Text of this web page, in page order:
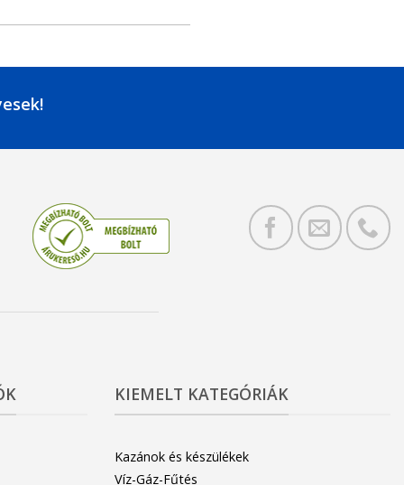
KIEMELT KATEGÓRIÁK
Kazánok és készülékek
Víz-Gáz-Fűtés